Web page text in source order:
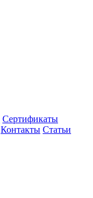
Сертификаты
Контакты Статьи